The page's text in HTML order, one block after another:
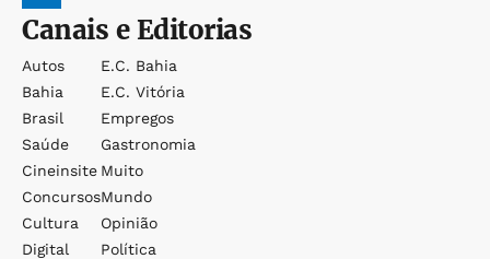
Canais e Editorias
Autos
Bahia
Brasil
Saúde
Cineinsite
Concursos
Cultura
Digital
E.c. Bahia
E.c. Vitória
Empregos
Gastronomia
Muito
Mundo
Opinião
Política